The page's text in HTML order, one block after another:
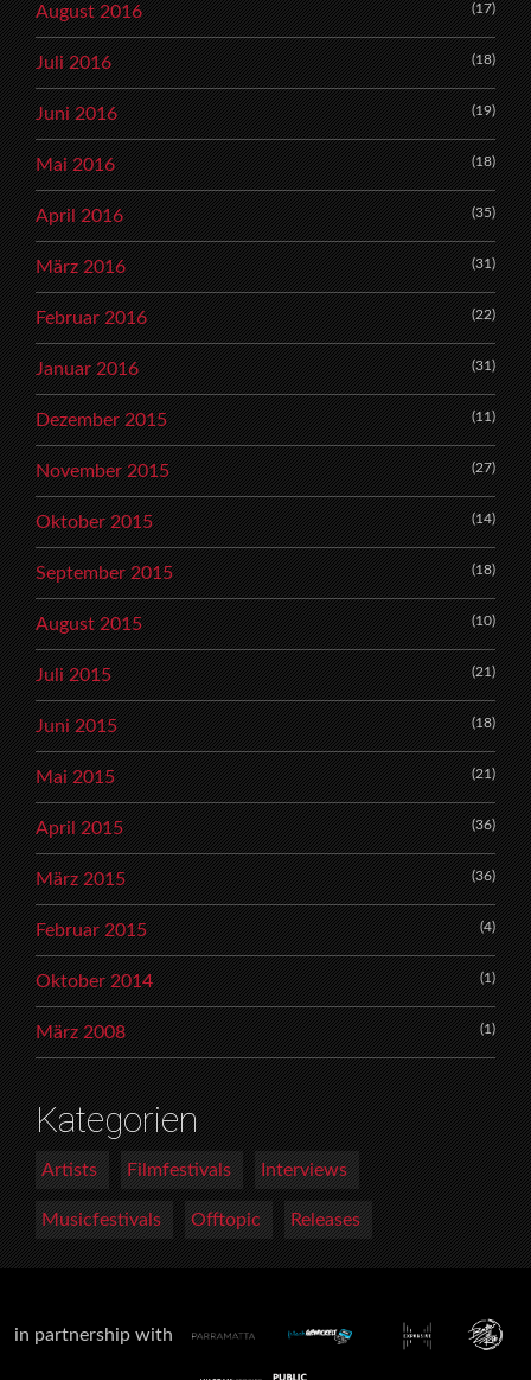
August 2016 (17)
Juli 2016 (18)
Juni 2016 (19)
Mai 2016 (18)
April 2016 (35)
März 2016 (31)
Februar 2016 (22)
Januar 2016 (31)
Dezember 2015 (11)
November 2015 (27)
Oktober 2015 (14)
September 2015 (18)
August 2015 (10)
Juli 2015 (21)
Juni 2015 (18)
Mai 2015 (21)
April 2015 (36)
März 2015 (36)
Februar 2015 (4)
Oktober 2014 (1)
März 2008 (1)
Kategorien
Artists Filmfestivals Interviews
Musicfestivals Offtopic Releases
in partnership with